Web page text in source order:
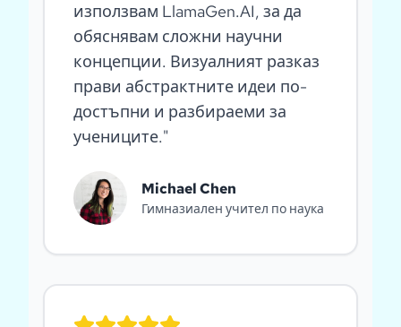
използвам LlamaGen.AI, за да
обяснявам сложни научни
концепции. Визуалният разказ
прави абстрактните идеи по-
достъпни и разбираеми за
учениците."
Michael Chen
Гимназиален учител по наука